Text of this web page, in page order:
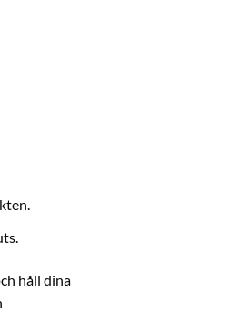
håll dina